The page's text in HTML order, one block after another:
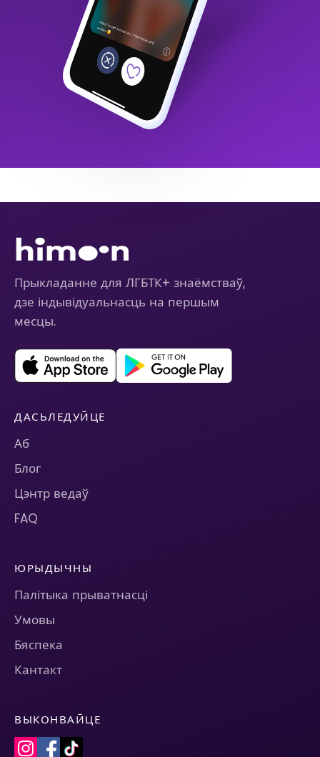
Прыкладанне для ЛГБТК+ знаёмстваў,
дзе індывідуальнасць на першым
месцы.
ДАСЬЛЕДУЙЦЕ
Аб
Блог
Цэнтр ведаў
FAQ
ЮРЫДЫЧНЫ
Палітыка прыватнасці
Умовы
Бяспека
Кантакт
ВЫКОНВАЙЦЕ